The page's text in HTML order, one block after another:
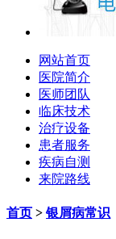
网站首页
医院简介
医师团队
临床技术
治疗设备
患者服务
疾病自测
来院路线
首页 >银屑病常识